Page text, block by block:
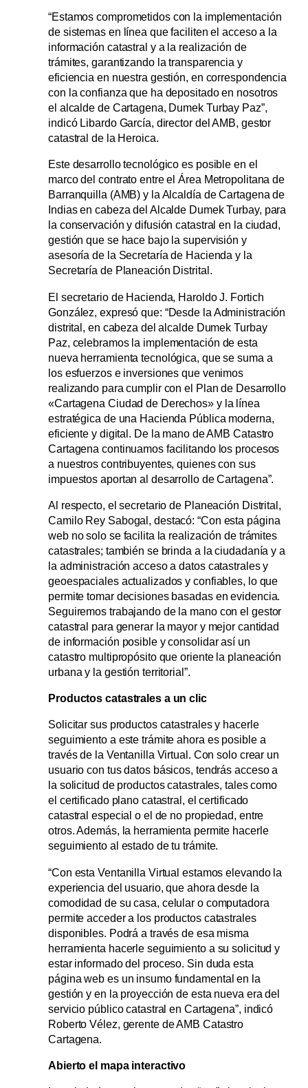
“Estamos comprometidos con la implementación
de sistemas en línea que faciliten el acceso a la
información catastral y a la realización de
trámites, garantizando la transparencia y
eficiencia en nuestra gestión, en correspondencia
con la confianza que ha depositado en nosotros
el alcalde de Cartagena, Dumek Turbay Paz”,
indicó Libardo García, director del AMB, gestor
catastral de la Heroica.
Este desarrollo tecnológico es posible en el
marco del contrato entre el Área Metropolitana de
Barranquilla (AMB) y la Alcaldía de Cartagena de
Indias en cabeza del Alcalde Dumek Turbay, para
la conservación y difusión catastral en la ciudad,
gestión que se hace bajo la supervisión y
asesoría de la Secretaría de Hacienda y la
Secretaría de Planeación Distrital.
El secretario de Hacienda, Haroldo J. Fortich
González, expresó que: “Desde la Administración
distrital, en cabeza del alcalde Dumek Turbay
Paz, celebramos la implementación de esta
nueva herramienta tecnológica, que se suma a
los esfuerzos e inversiones que venimos
realizando para cumplir con el Plan de Desarrollo
«Cartagena Ciudad de Derechos» y la línea
estratégica de una Hacienda Pública moderna,
eficiente y digital. De la mano de AMB Catastro
Cartagena continuamos facilitando los procesos
a nuestros contribuyentes, quienes con sus
impuestos aportan al desarrollo de Cartagena”.
Al respecto, el secretario de Planeación Distrital,
Camilo Rey Sabogal, destacó: “Con esta página
web no solo se facilita la realización de trámites
catastrales; también se brinda a la ciudadanía y a
la administración acceso a datos catastrales y
geoespaciales actualizados y confiables, lo que
permite tomar decisiones basadas en evidencia.
Seguiremos trabajando de la mano con el gestor
catastral para generar la mayor y mejor cantidad
de información posible y consolidar así un
catastro multipropósito que oriente la planeación
urbana y la gestión territorial”.
Productos catastrales a un clic
Solicitar sus productos catastrales y hacerle
seguimiento a este trámite ahora es posible a
través de la Ventanilla Virtual. Con solo crear un
usuario con tus datos básicos, tendrás acceso a
la solicitud de productos catastrales, tales como
el certificado plano catastral, el certificado
catastral especial o el de no propiedad, entre
otros. Además, la herramienta permite hacerle
seguimiento al estado de tu trámite.
“Con esta Ventanilla Virtual estamos elevando la
experiencia del usuario, que ahora desde la
comodidad de su casa, celular o computadora
permite acceder a los productos catastrales
disponibles. Podrá a través de esa misma
herramienta hacerle seguimiento a su solicitud y
estar informado del proceso. Sin duda esta
página web es un insumo fundamental en la
gestión y en la proyección de esta nueva era del
servicio público catastral en Cartagena”, indicó
Roberto Vélez, gerente de AMB Catastro
Cartagena.
Abierto el mapa interactivo